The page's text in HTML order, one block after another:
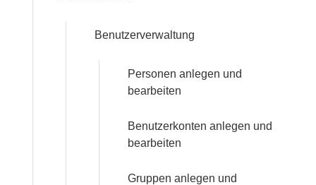
Benutzerverwaltung
Personen anlegen und
bearbeiten
Benutzerkonten anlegen und
bearbeiten
Gruppen anlegen und